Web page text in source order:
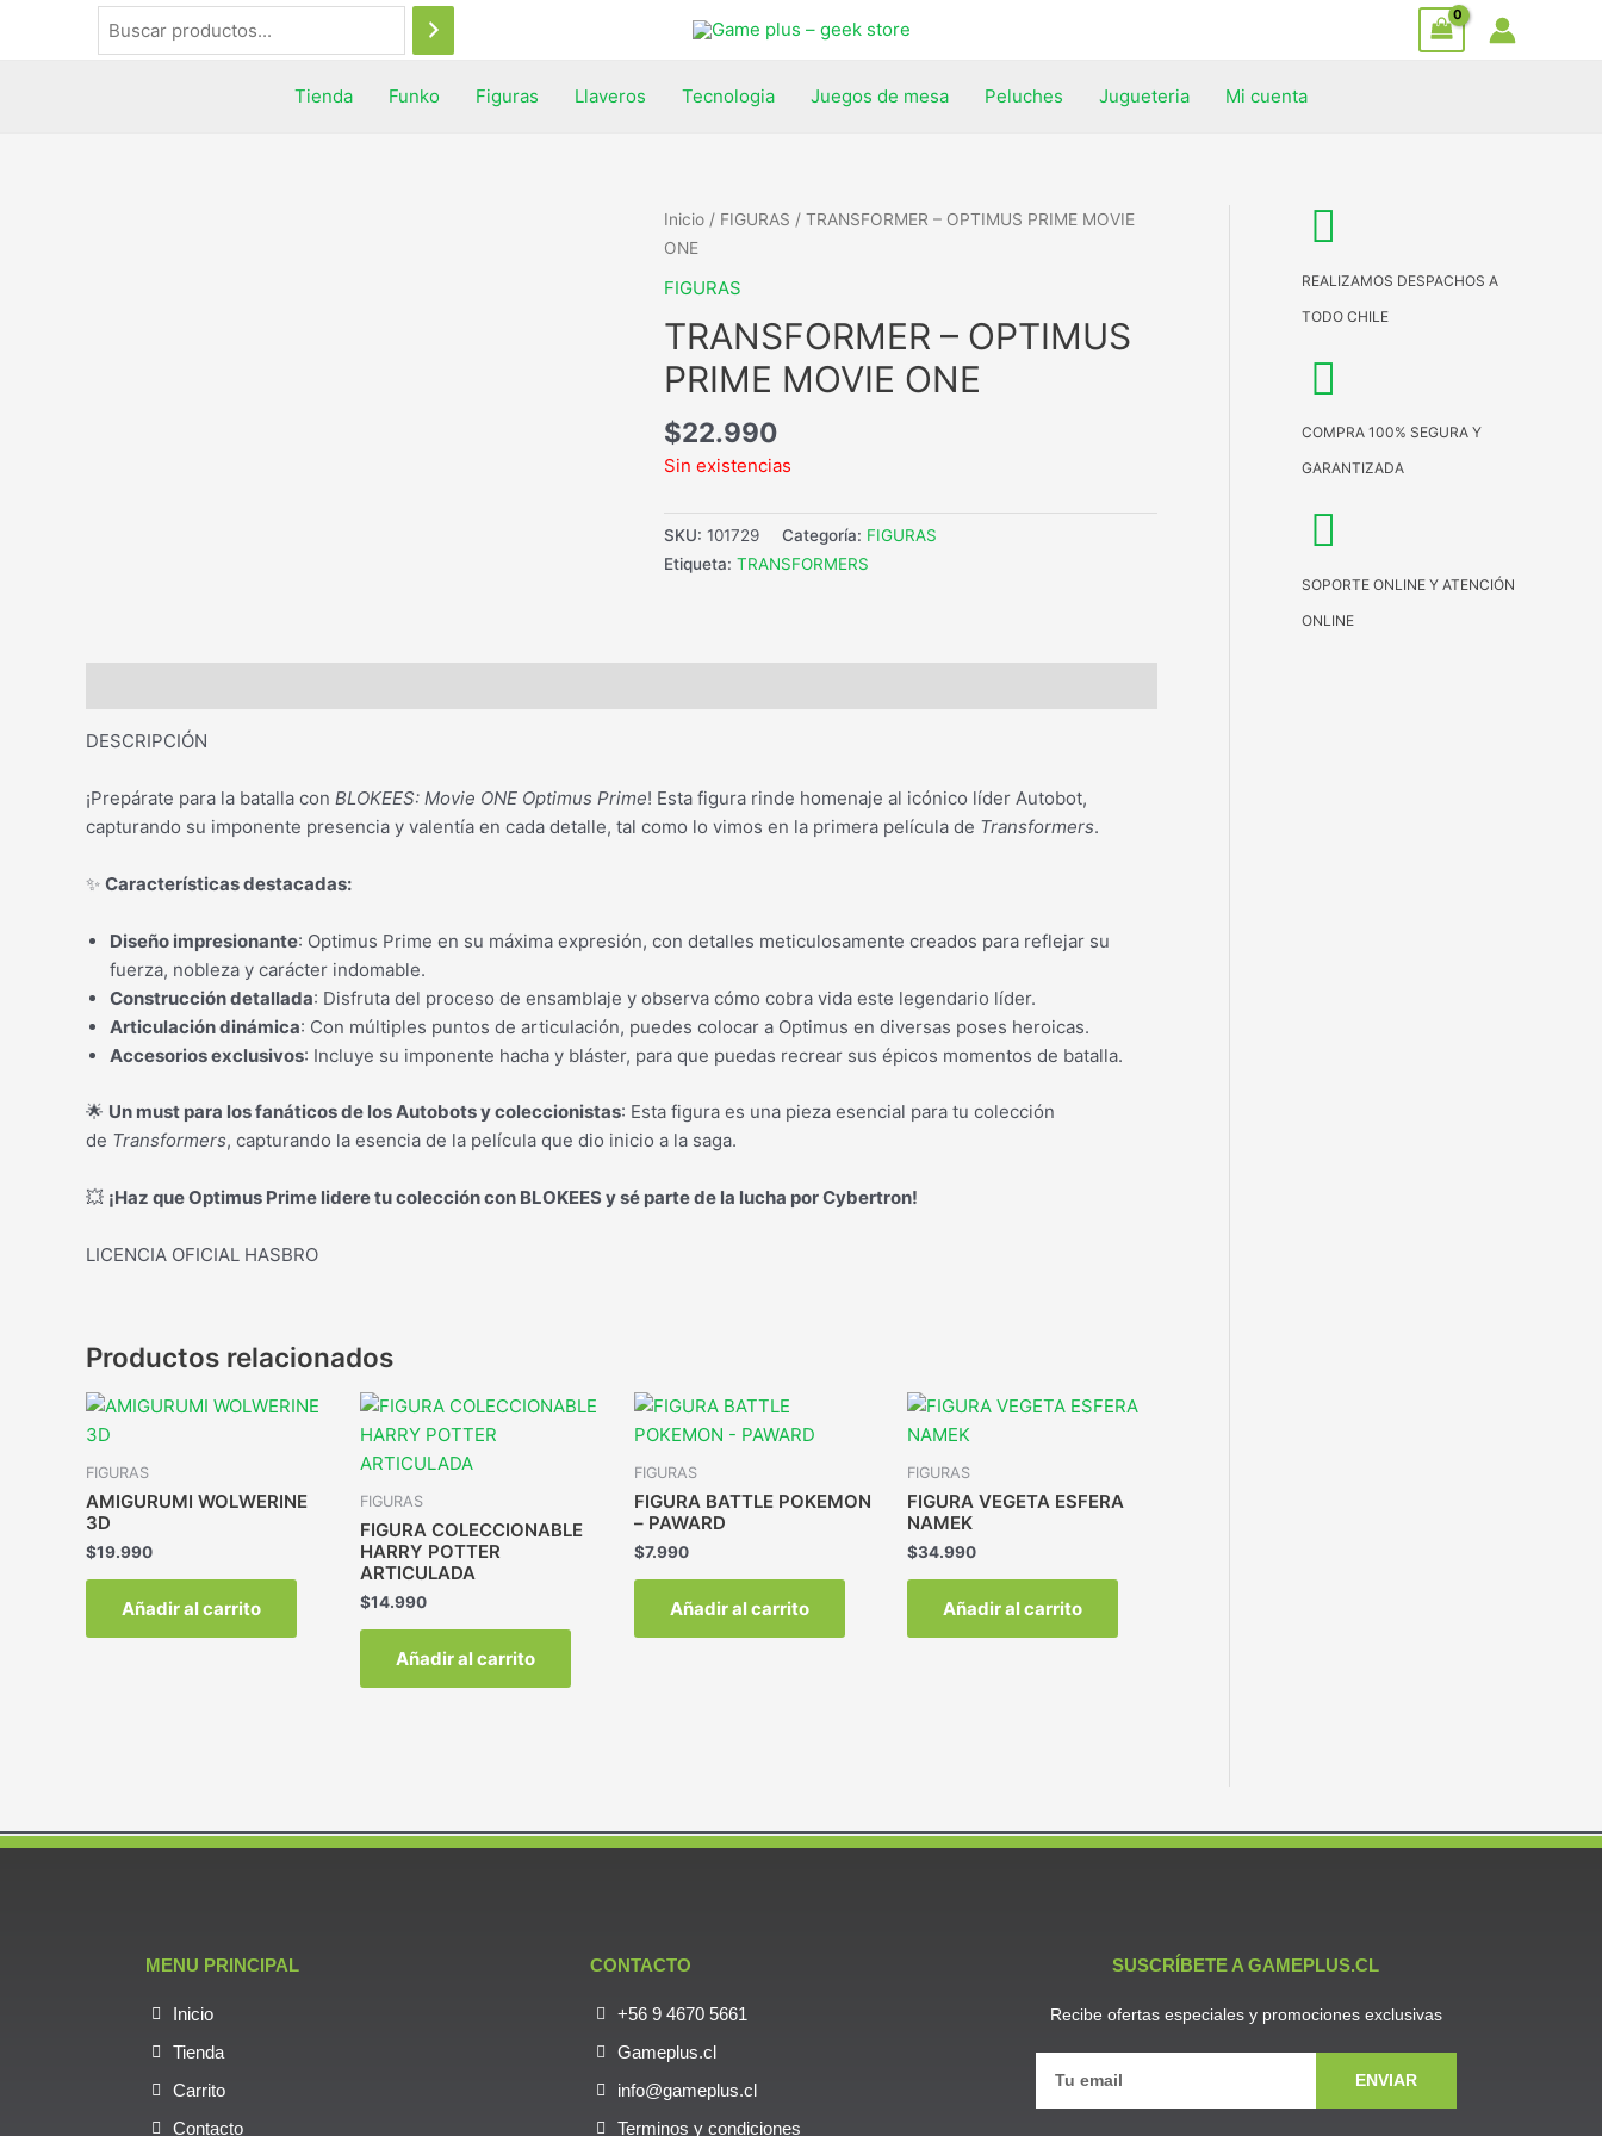
Tienda Funko Figuras Llaveros Tecnologia Juegos de mesa Peluches Jugueteria Mi cuenta
Inicio / FIGURAS / TRANSFORMER – OPTIMUS PRIME MOVIE
ONE
FIGURAS
TRANSFORMER – OPTIMUS
PRIME MOVIE ONE
$22.990
Sin existencias
SKU:101729 Categoría: FIGURAS
Etiqueta:TRANSFORMERS
DESCRIPCIÓN
¡Prepárate para la batalla con BLOKEES: Movie ONE Optimus Prime! Esta figura rinde homenaje al icónico líder Autobot,
capturando su imponente presencia y valentía en cada detalle, tal como lo vimos en la primera película de Transformers.
✨ Características destacadas:
Diseño impresionante: Optimus Prime en su máxima expresión, con detalles meticulosamente creados para reflejar su
fuerza, nobleza y carácter indomable.
Construcción detallada: Disfruta del proceso de ensamblaje y observa cómo cobra vida este legendario líder.
Articulación dinámica: Con múltiples puntos de articulación, puedes colocar a Optimus en diversas poses heroicas.
Accesorios exclusivos: Incluye su imponente hacha y bláster, para que puedas recrear sus épicos momentos de batalla.
🌟 Un must para los fanáticos de los Autobots y coleccionistas: Esta figura es una pieza esencial para tu colección
de Transformers, capturando la esencia de la película que dio inicio a la saga.
💥 ¡Haz que Optimus Prime lidere tu colección con BLOKEES y sé parte de la lucha por Cybertron!
LICENCIA OFICIAL HASBRO
Productos relacionados
FIGURAS
AMIGURUMI WOLWERINE
3D
$19.990
Añadir al carrito
FIGURAS
FIGURA COLECCIONABLE
HARRY POTTER
ARTICULADA
$14.990
Añadir al carrito
FIGURAS
FIGURA BATTLE POKEMON
– PAWARD
$7.990
Añadir al carrito
FIGURAS
FIGURA VEGETA ESFERA
NAMEK
$34.990
Añadir al carrito
REALIZAMOS DESPACHOS A
TODO CHILE
COMPRA 100% SEGURA Y
GARANTIZADA
SOPORTE ONLINE Y ATENCIÓN
ONLINE
MENU PRINCIPAL
Inicio
Tienda
Carrito
Contacto
CONTACTO
+56 9 4670 5661
Gameplus.cl
info@gameplus.cl
Terminos y condiciones
SUSCRÍBETE A GAMEPLUS.CL
Recibe ofertas especiales y promociones exclusivas
ENVIAR